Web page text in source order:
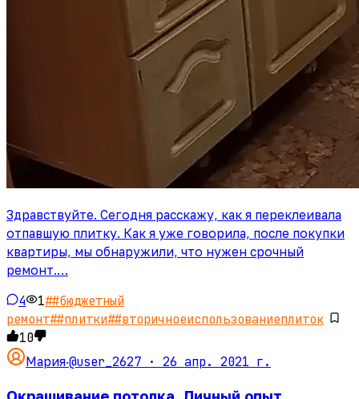
Здравствуйте. Сегодня расскажу, как я переклеивала
отпавшую плитку. Как я уже говорила, после покупки
квартиры, мы обнаружили, что нужен срочный
ремонт.…
4 1##бюджетный
ремонт##плитки##вторичноеиспользованиеплиток
10
Мария·@user_2627 · 26 апр. 2021 г.